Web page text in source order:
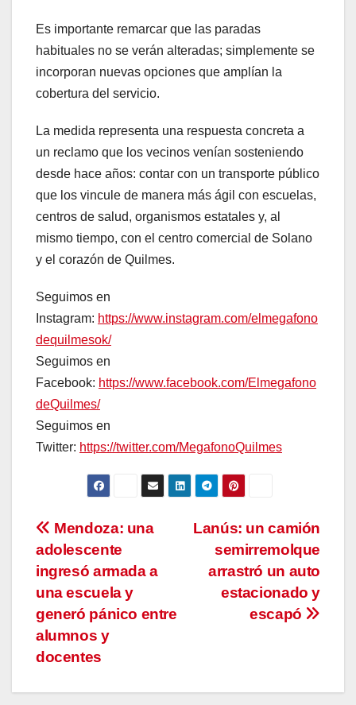
Es importante remarcar que las paradas
habituales no se verán alteradas; simplemente se
incorporan nuevas opciones que amplían la
cobertura del servicio.
La medida representa una respuesta concreta a
un reclamo que los vecinos venían sosteniendo
desde hace años: contar con un transporte público
que los vincule de manera más ágil con escuelas,
centros de salud, organismos estatales y, al
mismo tiempo, con el centro comercial de Solano
y el corazón de Quilmes.
Seguimos en
Instagram: https://www.instagram.com/elmegafono
dequilmesok/
Seguimos en
Facebook: https://www.facebook.com/Elmegafono
deQuilmes/
Seguimos en
Twitter: https://twitter.com/MegafonoQuilmes
Navegación
de
entradas
Lanús: un camión
semirremolque
arrastró un auto
estacionado y
escapó
Mendoza: una
adolescente
ingresó armada a
una escuela y
generó pánico entre
alumnos y
docentes